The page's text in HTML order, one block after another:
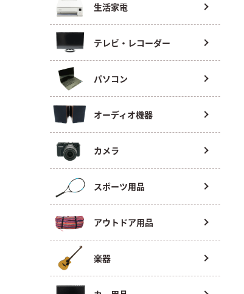
生活家電
テレビ・レコーダー
パソコン
オーディオ機器
カメラ
スポーツ用品
アウトドア用品
楽器